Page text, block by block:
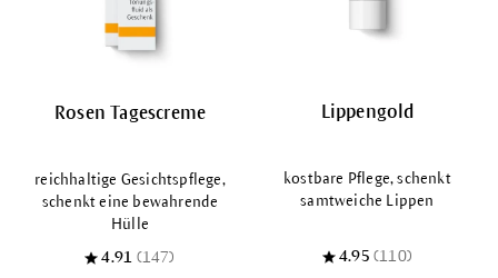
Rosen Tagescreme
reichhaltige Gesichtspflege,
schenkt eine bewahrende
Hülle
4.91 (147)
Lippengold
kostbare Pflege, schenkt
samtweiche Lippen
4.95 (110)